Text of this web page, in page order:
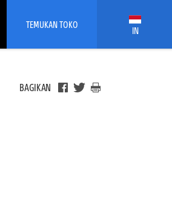
TEMUKAN TOKO IN
BAGIKAN